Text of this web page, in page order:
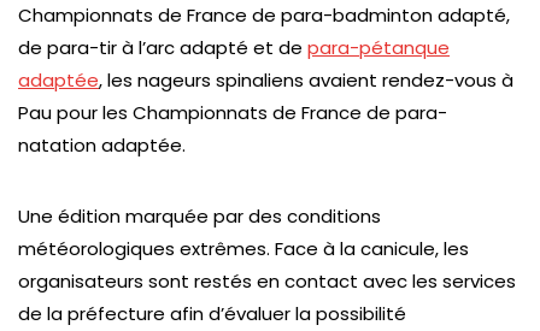
Championnats de France de para-badminton adapté,
de para-tir à l’arc adapté et de para-pétanque
adaptée, les nageurs spinaliens avaient rendez-vous à
Pau pour les Championnats de France de para-
natation adaptée.
Une édition marquée par des conditions
météorologiques extrêmes. Face à la canicule, les
organisateurs sont restés en contact avec les services
de la préfecture afin d’évaluer la possibilité